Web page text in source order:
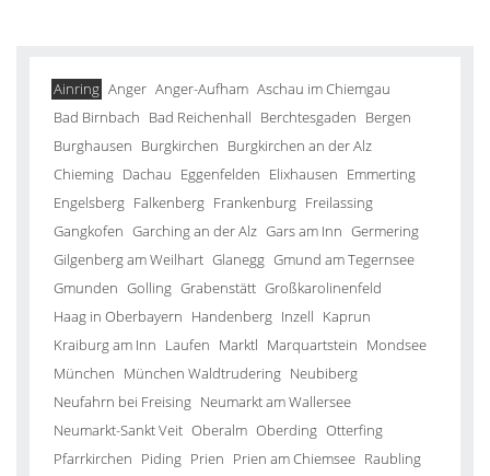
Ainring Anger Anger-Aufham Aschau im Chiemgau
Bad Birnbach Bad Reichenhall Berchtesgaden Bergen
Burghausen Burgkirchen Burgkirchen an der Alz
Chieming Dachau Eggenfelden Elixhausen Emmerting
Engelsberg Falkenberg Frankenburg Freilassing
Gangkofen Garching an der Alz Gars am Inn Germering
Gilgenberg am Weilhart Glanegg Gmund am Tegernsee
Gmunden Golling Grabenstätt Großkarolinenfeld
Haag in Oberbayern Handenberg Inzell Kaprun
Kraiburg am Inn Laufen Marktl Marquartstein Mondsee
München München Waldtrudering Neubiberg
Neufahrn bei Freising Neumarkt am Wallersee
Neumarkt-Sankt Veit Oberalm Oberding Otterfing
Pfarrkirchen Piding Prien Prien am Chiemsee Raubling